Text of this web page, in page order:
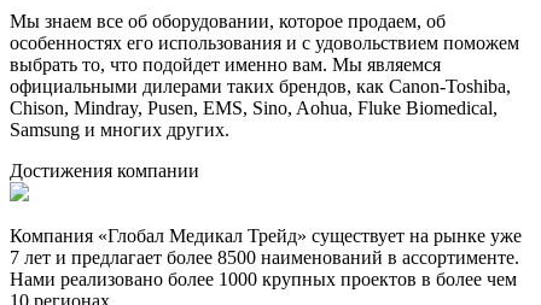
Мы знаем все об оборудовании, которое продаем, об
особенностях его использования и с удовольствием поможем
выбрать то, что подойдет именно вам. Мы являемся
официальными дилерами таких брендов, как Canon-Toshiba,
Chison, Mindray, Pusen, EMS, Sino, Aohua, Fluke Biomedical,
Samsung и многих других.
Достижения компании
Компания «Глобал Медикал Трейд» существует на рынке уже
7 лет и предлагает более 8500 наименований в ассортименте.
Нами реализовано более 1000 крупных проектов в более чем
10 регионах.